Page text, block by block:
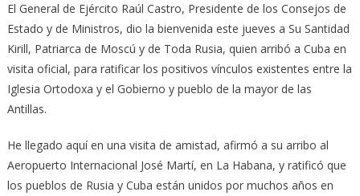
El General de Ejército Raúl Castro, Presidente de los Consejos de
Estado y de Ministros, dio la bienvenida este jueves a Su Santidad
Kirill, Patriarca de Moscú y de Toda Rusia, quien arribó a Cuba en
visita oficial, para ratificar los positivos vínculos existentes entre la
Iglesia Ortodoxa y el Gobierno y pueblo de la mayor de las
Antillas.
He llegado aquí en una visita de amistad, afirmó a su arribo al
Aeropuerto Internacional José Martí, en La Habana, y ratificó que
los pueblos de Rusia y Cuba están unidos por muchos años en